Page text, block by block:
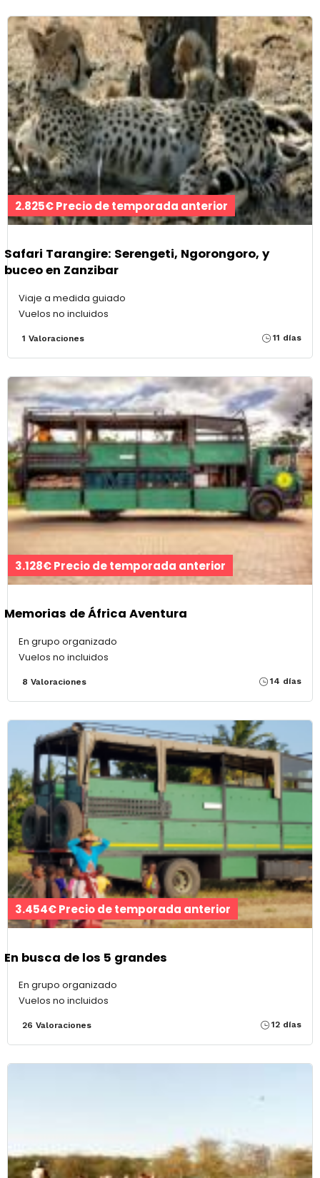
2.825€ Precio de temporada anterior
Safari Tarangire: Serengeti, Ngorongoro, y
buceo en Zanzibar
Viaje a medida guiado
Vuelos no incluidos
1 Valoraciones 11 días
3.128€ Precio de temporada anterior
Memorias de África Aventura
En grupo organizado
Vuelos no incluidos
8 Valoraciones 14 días
3.454€ Precio de temporada anterior
En busca de los 5 grandes
En grupo organizado
Vuelos no incluidos
26 Valoraciones 12 días